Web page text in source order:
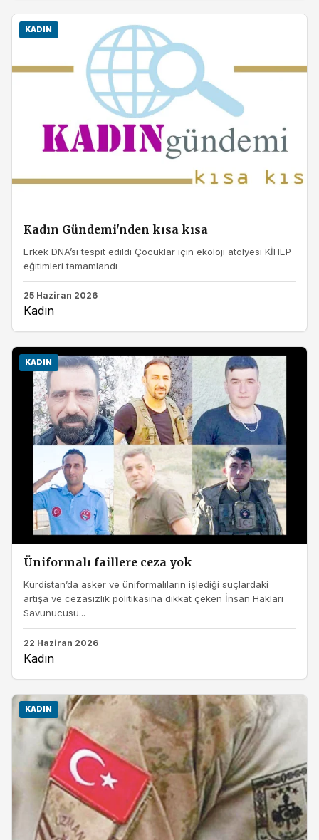
KADIN
Kadın Gündemi'nden kısa kısa
Erkek DNA’sı tespit edildi Çocuklar için ekoloji atölyesi KİHEP
eğitimleri tamamlandı
25 Haziran 2026
Kadın
KADIN
Üniformalı faillere ceza yok
Kürdistan’da asker ve üniformalıların işlediği suçlardaki
artışa ve cezasızlık politikasına dikkat çeken İnsan Hakları
Savunucusu...
22 Haziran 2026
Kadın
KADIN